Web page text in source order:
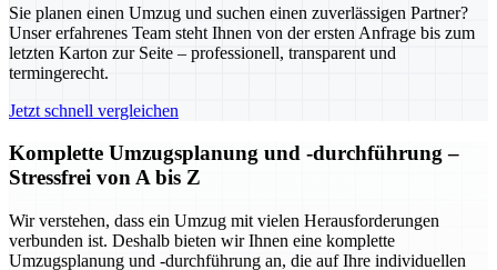
Sie planen einen Umzug und suchen einen zuverlässigen Partner?
Unser erfahrenes Team steht Ihnen von der ersten Anfrage bis zum
letzten Karton zur Seite – professionell, transparent und
termingerecht.
Jetzt schnell vergleichen
Komplette Umzugsplanung und -durchführung –
Stressfrei von A bis Z
Wir verstehen, dass ein Umzug mit vielen Herausforderungen
verbunden ist. Deshalb bieten wir Ihnen eine komplette
Umzugsplanung und -durchführung an, die auf Ihre individuellen